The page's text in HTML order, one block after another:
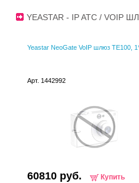
YEASTAR - IP ATC / VOIP
Yeastar NeoGate VoIP шлюз TE100,
Арт. 1442992
60810 руб. Купить